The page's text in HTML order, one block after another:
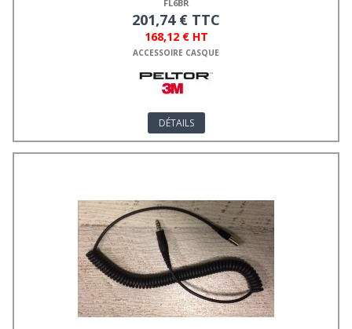
FL6BR
201,74 € TTC
168,12 € HT
ACCESSOIRE CASQUE
DÉTAILS